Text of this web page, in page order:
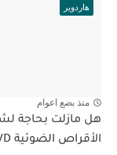
هاردوير
منذ بضع اعوام
هل مازلت بحاجة
الأقراص الضوئية CD/DVD ؟